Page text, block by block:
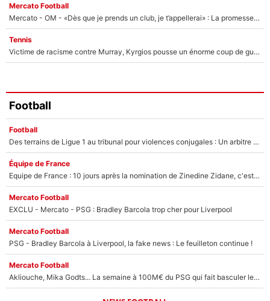
Mercato Football
Mercato - OM - «Dès que je prends un club, je t’appellerai» : La promesse de Marcelino au moment de claquer la porte
Tennis
Victime de racisme contre Murray, Kyrgios pousse un énorme coup de gueule !
Football
Football
Des terrains de Ligue 1 au tribunal pour violences conjugales : Un arbitre français encourt une peine de 18 mois de prison !
Équipe de France
Equipe de France : 10 jours après la nomination de Zinedine Zidane, c'est au tour de son fils de prendre un nouveau départ !
Mercato Football
EXCLU - Mercato - PSG : Bradley Barcola trop cher pour Liverpool
Mercato Football
PSG - Bradley Barcola à Liverpool, la fake news : Le feuilleton continue !
Mercato Football
Akliouche, Mika Godts... La semaine à 100M€ du PSG qui fait basculer le mercato du PSG !